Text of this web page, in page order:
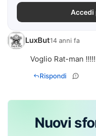
Accedi
LuxBut14 anni fa
Voglio Rat-man !!!!!
Rispondi
Nuovi